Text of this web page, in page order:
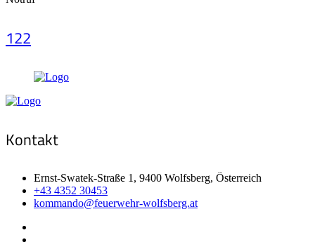
122
Kontakt
Ernst-Swatek-Straße 1, 9400 Wolfsberg, Österreich
+43 4352 30453
kommando@feuerwehr-wolfsberg.at